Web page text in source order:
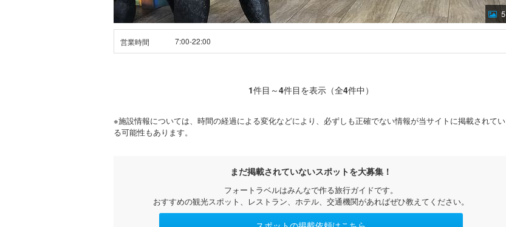
5
営業時間 7:00-22:00
1件目～4件目を表示（全4件中）
※施設情報については、時間の経過による変化などにより、必ずしも正確でない情報が当サイトに掲載されてい
る可能性もあります。
まだ掲載されていないスポットを大募集！
フォートラベルはみんなで作る旅行ガイドです。
おすすめの観光スポット、レストラン、ホテル、交通機関があればぜひ教えてください。